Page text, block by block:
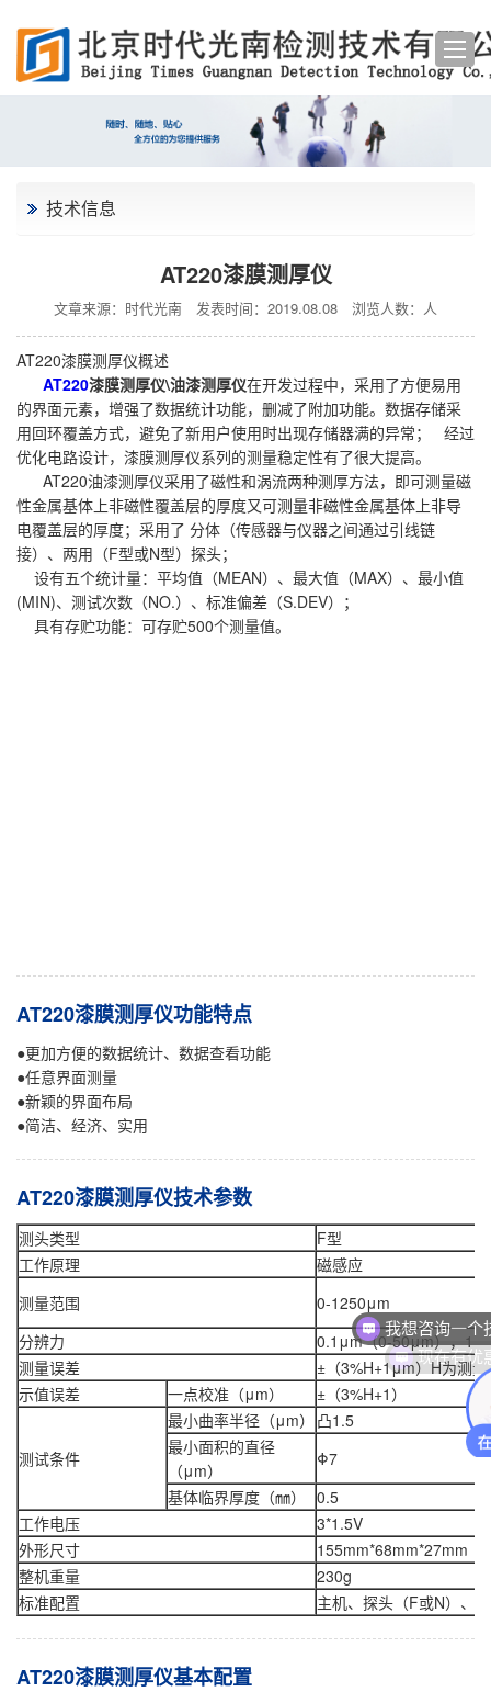
技术信息
AT220漆膜测厚仪
文章来源：时代光南 发表时间：2019.08.08 浏览人数： 人
AT220漆膜测厚仪概述
AT220漆膜测厚仪\油漆测厚仪在开发过程中，采用了方便易用
的界面元素，增强了数据统计功能，删减了附加功能。数据存储采
用回环覆盖方式，避免了新用户使用时出现存储器满的异常； 经过
优化电路设计，漆膜测厚仪系列的测量稳定性有了很大提高。
AT220油漆测厚仪采用了磁性和涡流两种测厚方法，即可测量磁
性金属基体上非磁性覆盖层的厚度又可测量非磁性金属基体上非导
电覆盖层的厚度；采用了 分体（传感器与仪器之间通过引线链
接）、两用（F型或N型）探头；
设有五个统计量：平均值（MEAN）、最大值（MAX）、最小值
(MIN)、测试次数（NO.）、标准偏差（S.DEV）；
具有存贮功能：可存贮500个测量值。
AT220漆膜测厚仪功能特点
●更加方便的数据统计、数据查看功能
●任意界面测量
●新颖的界面布局
●简洁、经济、实用
AT220漆膜测厚仪技术参数
测头类型
F型
工作原理
磁感应
测量范围
0-1250μm
分辨力
0.1μm（0-50μm），
测量误差
±（3%H+1μm）H为测
示值误差
一点校准（μm） ±（3%H+1）
测试条件
最小曲率半径（μm） 凸1.5
最小面积的直径
（μm）
Φ7
基体临界厚度（㎜）
0.5
工作电压
3*1.5V
外形尺寸
155mm*68mm*27mm
整机重量
230g
标准配置
主机、探头（F或N）、
AT220漆膜测厚仪基本配置
我想咨询一个
现在有优